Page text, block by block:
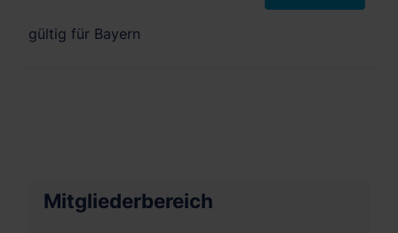
gültig für Bayern
Mitgliederbereich